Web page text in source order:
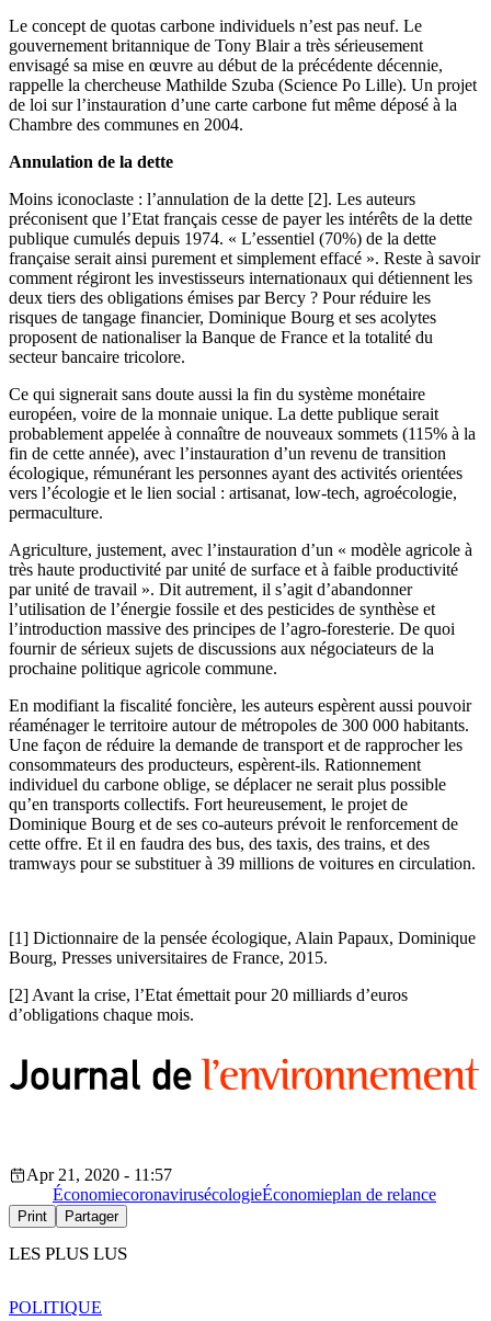
Le concept de quotas carbone individuels n’est pas neuf. Le
gouvernement britannique de Tony Blair a très sérieusement
envisagé sa mise en œuvre au début de la précédente décennie,
rappelle la chercheuse Mathilde Szuba (Science Po Lille). Un projet
de loi sur l’instauration d’une carte carbone fut même déposé à la
Chambre des communes en 2004.
Annulation de la dette
Moins iconoclaste : l’annulation de la dette [2]. Les auteurs
préconisent que l’Etat français cesse de payer les intérêts de la dette
publique cumulés depuis 1974. « L’essentiel (70%) de la dette
française serait ainsi purement et simplement effacé ». Reste à savoir
comment régiront les investisseurs internationaux qui détiennent les
deux tiers des obligations émises par Bercy ? Pour réduire les
risques de tangage financier, Dominique Bourg et ses acolytes
proposent de nationaliser la Banque de France et la totalité du
secteur bancaire tricolore.
Ce qui signerait sans doute aussi la fin du système monétaire
européen, voire de la monnaie unique. La dette publique serait
probablement appelée à connaître de nouveaux sommets (115% à la
fin de cette année), avec l’instauration d’un revenu de transition
écologique, rémunérant les personnes ayant des activités orientées
vers l’écologie et le lien social : artisanat, low-tech, agroécologie,
permaculture.
Agriculture, justement, avec l’instauration d’un « modèle agricole à
très haute productivité par unité de surface et à faible productivité
par unité de travail ». Dit autrement, il s’agit d’abandonner
l’utilisation de l’énergie fossile et des pesticides de synthèse et
l’introduction massive des principes de l’agro-foresterie. De quoi
fournir de sérieux sujets de discussions aux négociateurs de la
prochaine politique agricole commune.
En modifiant la fiscalité foncière, les auteurs espèrent aussi pouvoir
réaménager le territoire autour de métropoles de 300 000 habitants.
Une façon de réduire la demande de transport et de rapprocher les
consommateurs des producteurs, espèrent-ils. Rationnement
individuel du carbone oblige, se déplacer ne serait plus possible
qu’en transports collectifs. Fort heureusement, le projet de
Dominique Bourg et de ses co-auteurs prévoit le renforcement de
cette offre. Et il en faudra des bus, des taxis, des trains, et des
tramways pour se substituer à 39 millions de voitures en circulation.
[1] Dictionnaire de la pensée écologique, Alain Papaux, Dominique
Bourg, Presses universitaires de France, 2015.
[2] Avant la crise, l’Etat émettait pour 20 milliards d’euros
d’obligations chaque mois.
Apr 21, 2020 - 11:57
ÉconomiecoronavirusécologieÉconomieplan de relance
Print Partager
LES PLUS LUS
POLITIQUE